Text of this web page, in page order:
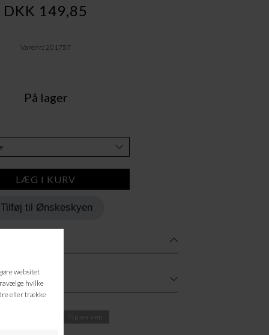
DKK 149,85
Varenr.: 201757
På lager
Tilføj til Ønskeskyen
Tip en ven